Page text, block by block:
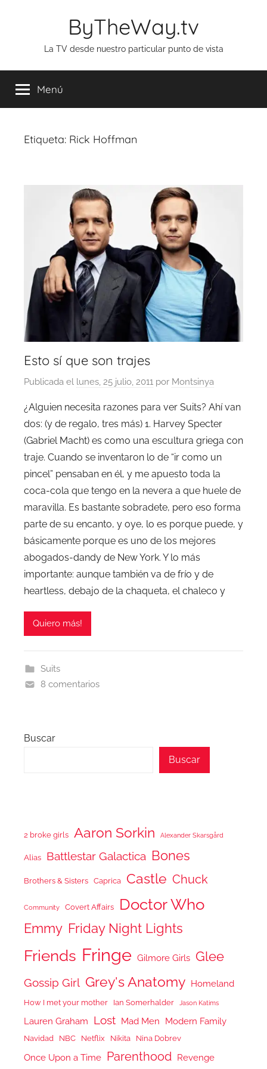
ByTheWay.tv
La TV desde nuestro particular punto de vista
Menú
Etiqueta: Rick Hoffman
Esto sí que son trajes
Publicada el lunes, 25 julio, 2011 por Montsinya
¿Alguien necesita razones para ver Suits? Ahí van
dos: (y de regalo, tres más) 1. Harvey Specter
(Gabriel Macht) es como una escultura griega con
traje. Cuando se inventaron lo de “ir como un
pincel” pensaban en él, y me apuesto toda la
coca-cola que tengo en la nevera a que huele de
maravilla. Es bastante sobradete, pero eso forma
parte de su encanto, y oye, lo es porque puede, y
básicamente porque es uno de los mejores
abogados-dandy de New York. Y lo más
importante: aunque también va de frío y de
heartless, debajo de la chaqueta, el chaleco y
Quiero más!
Suits
8 comentarios
Buscar
Buscar
2 broke girls Aaron Sorkin Alexander Skarsgård
Alias Battlestar Galactica Bones
Brothers & Sisters Caprica Castle Chuck
Community Covert Affairs Doctor Who
Emmy Friday Night Lights
Friends Fringe Gilmore Girls Glee
Gossip Girl Grey's Anatomy Homeland
How I met your mother Ian Somerhalder Jason Katims
Lauren Graham Lost Mad Men Modern Family
Navidad NBC Netflix Nikita Nina Dobrev
Once Upon a Time Parenthood Revenge